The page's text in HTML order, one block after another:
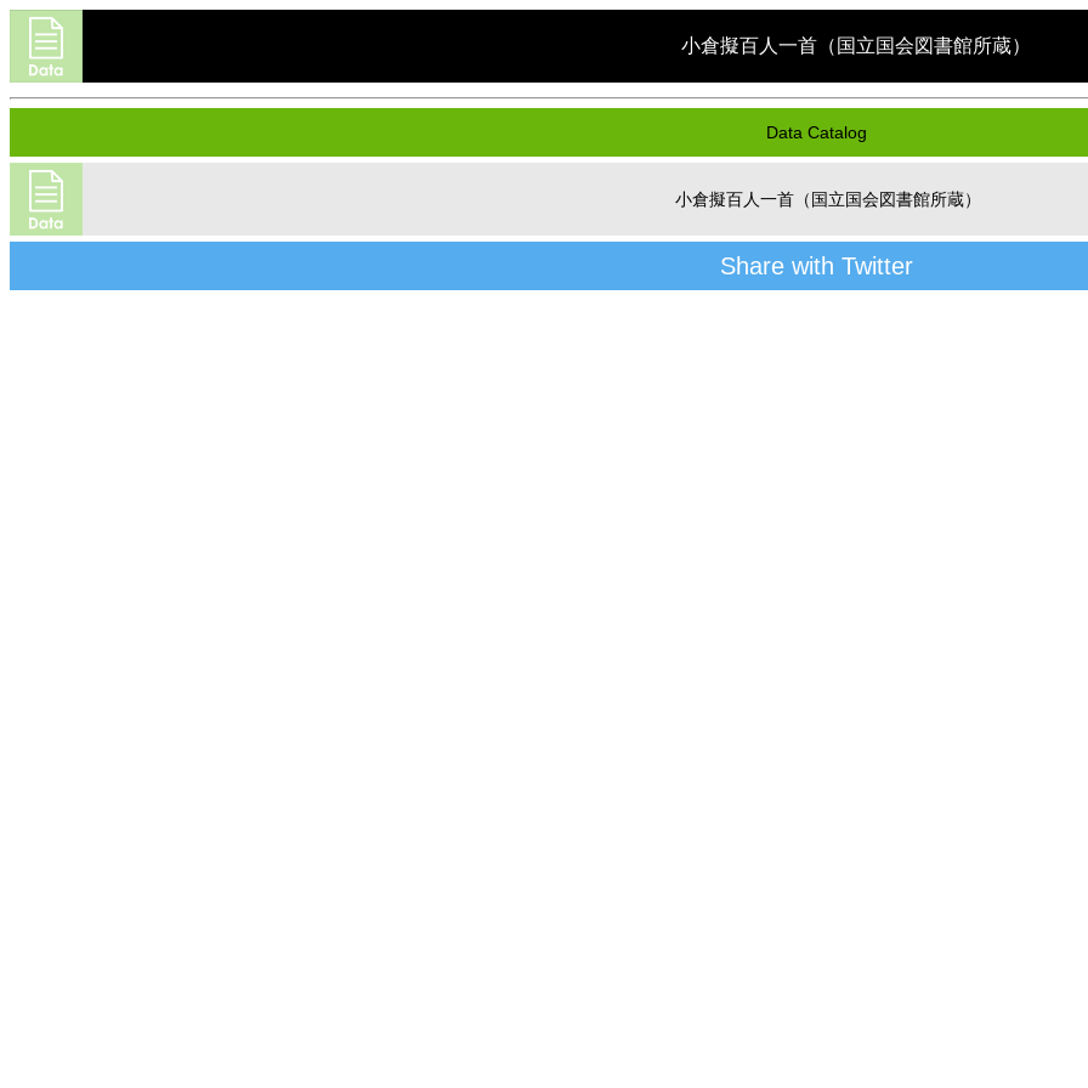
小倉擬百人一首（国立国会図書館所蔵）
Data Catalog
小倉擬百人一首（国立国会図書館所蔵）
Share with Twitter